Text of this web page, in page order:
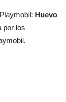
Huevo
por los